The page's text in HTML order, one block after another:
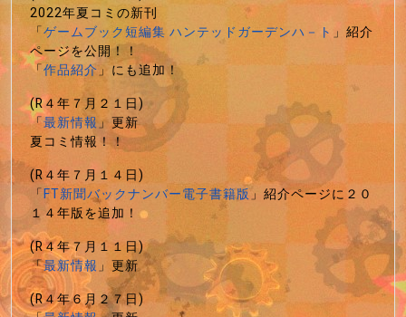
2022年夏コミの新刊
「ゲームブック短編集 ハンテッドガーデンハ－ト 」紹介
ページを公開！！
「作品紹介」にも追加！
(R４年７月２１日)
「最新情報」更新
夏コミ情報！！
(R４年７月１４日)
「FT新聞バックナンバー電子書籍版」紹介ページに２０
１４年版を追加！
(R４年７月１１日)
「最新情報」更新
(R４年６月２７日)